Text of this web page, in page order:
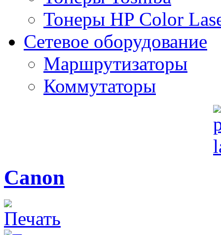
Тонеры HP Color
Сетевое оборудование
Маршрутизаторы
Коммутаторы
Canon